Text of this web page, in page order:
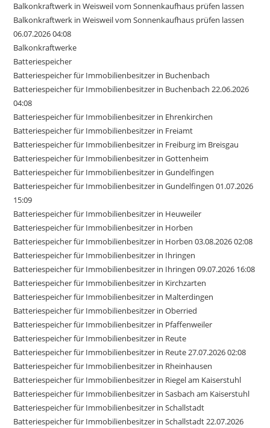
Balkonkraftwerk in Weisweil vom Sonnenkaufhaus prüfen lassen
Balkonkraftwerk in Weisweil vom Sonnenkaufhaus prüfen lassen
06.07.2026 04:08
Balkonkraftwerke
Batteriespeicher
Batteriespeicher für Immobilienbesitzer in Buchenbach
Batteriespeicher für Immobilienbesitzer in Buchenbach 22.06.2026
04:08
Batteriespeicher für Immobilienbesitzer in Ehrenkirchen
Batteriespeicher für Immobilienbesitzer in Freiamt
Batteriespeicher für Immobilienbesitzer in Freiburg im Breisgau
Batteriespeicher für Immobilienbesitzer in Gottenheim
Batteriespeicher für Immobilienbesitzer in Gundelfingen
Batteriespeicher für Immobilienbesitzer in Gundelfingen 01.07.2026
15:09
Batteriespeicher für Immobilienbesitzer in Heuweiler
Batteriespeicher für Immobilienbesitzer in Horben
Batteriespeicher für Immobilienbesitzer in Horben 03.08.2026 02:08
Batteriespeicher für Immobilienbesitzer in Ihringen
Batteriespeicher für Immobilienbesitzer in Ihringen 09.07.2026 16:08
Batteriespeicher für Immobilienbesitzer in Kirchzarten
Batteriespeicher für Immobilienbesitzer in Malterdingen
Batteriespeicher für Immobilienbesitzer in Oberried
Batteriespeicher für Immobilienbesitzer in Pfaffenweiler
Batteriespeicher für Immobilienbesitzer in Reute
Batteriespeicher für Immobilienbesitzer in Reute 27.07.2026 02:08
Batteriespeicher für Immobilienbesitzer in Rheinhausen
Batteriespeicher für Immobilienbesitzer in Riegel am Kaiserstuhl
Batteriespeicher für Immobilienbesitzer in Sasbach am Kaiserstuhl
Batteriespeicher für Immobilienbesitzer in Schallstadt
Batteriespeicher für Immobilienbesitzer in Schallstadt 22.07.2026